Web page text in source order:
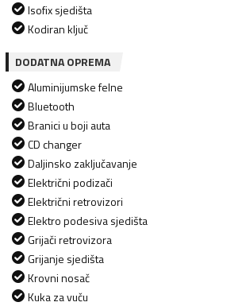
Isofix sjedišta
Kodiran ključ
DODATNA OPREMA
Aluminijumske felne
Bluetooth
Branici u boji auta
CD changer
Daljinsko zaključavanje
Električni podizači
Električni retrovizori
Elektro podesiva sjedišta
Grijači retrovizora
Grijanje sjedišta
Krovni nosač
Kuka za vuču